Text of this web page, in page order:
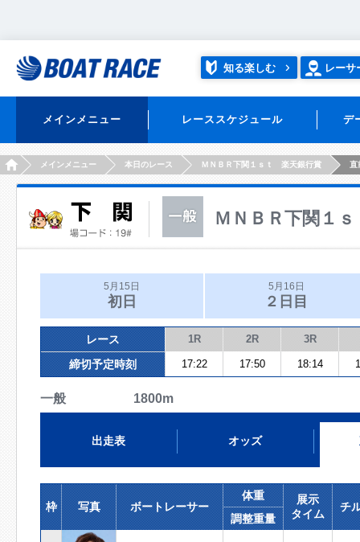
知る楽しむ レーサ
メインメニュー レーススケジュール デ
HOMEメインメニュー 本日のレース ＭＮＢＲ下関１ｓｔ 楽天銀行賞 直
ＭＮＢＲ下関１
5月15日
初日
5月16日
２日目
レース 1R 2R 3R
締切予定時刻 17:22 17:50 18:14
一般 1800m
出走表 オッズ
枠 写真 ボートレーサー
体重
展示
タイム
チ
調整重量